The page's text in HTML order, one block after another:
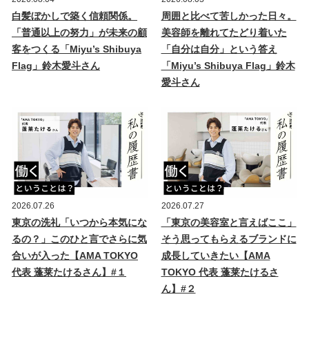
白髪ぼかしで築く信頼関係。
「普通以上の努力」が未来の顧
客をつくる「Miyu’s Shibuya
Flag」鈴木愛斗さん
周囲と比べて苦しかった日々。
美容師を離れてたどり着いた
「自分は自分」という答え
「Miyu’s Shibuya Flag」鈴木
愛斗さん
2026.07.26
東京の洗礼「いつから本気にな
るの？」このひと言でさらに気
合いが入った【AMA TOKYO
代表 蓬莱たけるさん】#１
2026.07.27
「東京の美容室と言えばここ」
そう思ってもらえるブランドに
成長していきたい【AMA
TOKYO 代表 蓬莱たけるさ
ん】#２